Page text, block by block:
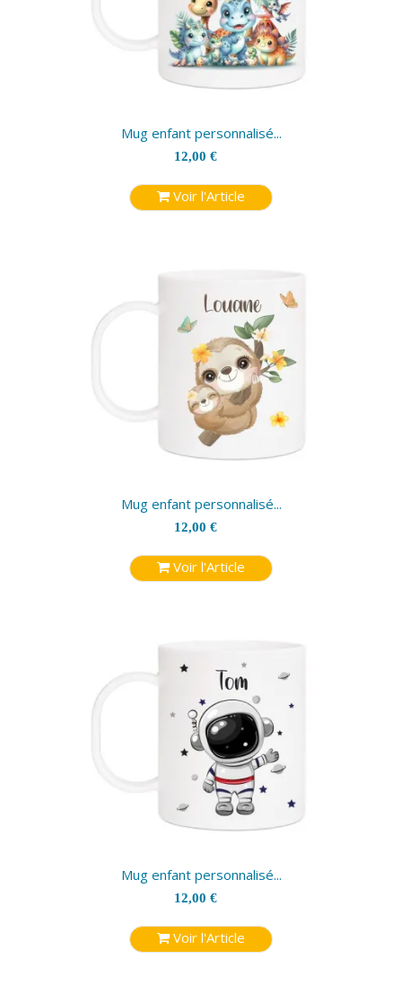
Mug enfant personnalisé...
12,00 €
Voir l'Article
Mug enfant personnalisé...
12,00 €
Voir l'Article
Mug enfant personnalisé...
12,00 €
Voir l'Article